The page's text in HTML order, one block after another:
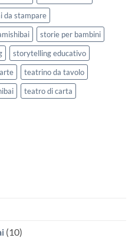
da stampare
storie per bambini
storytelling educativo
teatrino da tavolo
teatro di carta
(10)